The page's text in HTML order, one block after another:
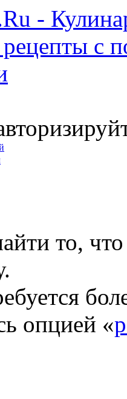
то,
опцией «